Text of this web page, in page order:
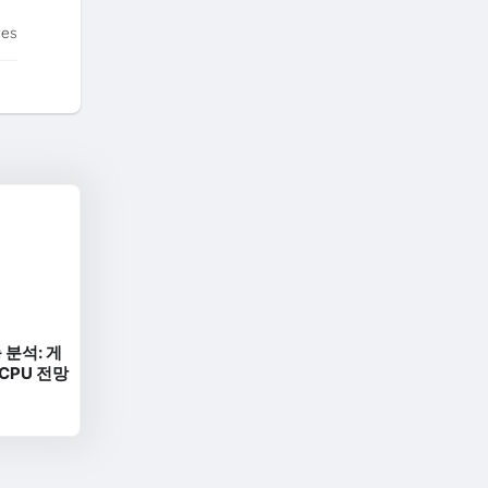
석: 게
전망